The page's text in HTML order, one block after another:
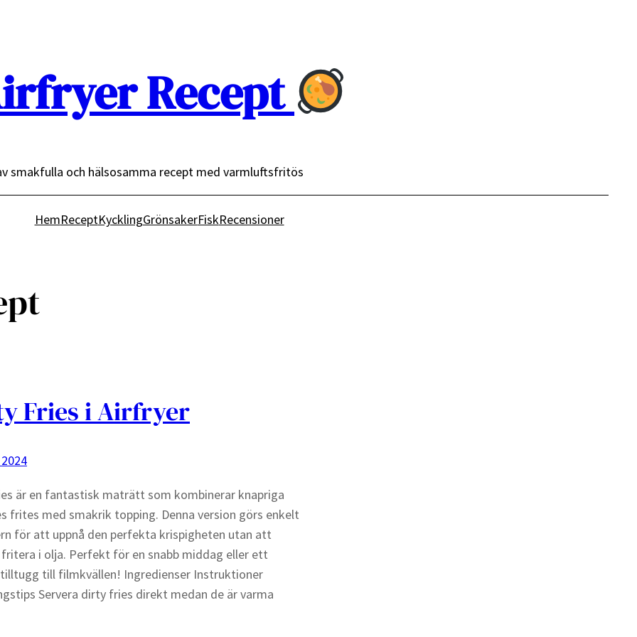
Recept
smakfulla och hälsosamma recept med varmluftsfritös
HemReceptKycklingGrönsakerFiskRecensioner
Fries i Airfryer
är en fantastisk maträtt som kombinerar knapriga
frites med smakrik topping. Denna version görs enkelt
för att uppnå den perfekta krispigheten utan att
fritera i olja. Perfekt för en snabb middag eller ett
till filmkvällen! Ingredienser Instruktioner
Servera dirty fries direkt medan de är varma